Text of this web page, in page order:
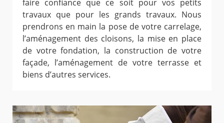
faire confiance que ce soit pour vos petits
travaux que pour les grands travaux. Nous
prendrons en main la pose de votre carrelage,
l’aménagement des cloisons, la mise en place
de votre fondation, la construction de votre
façade, l’aménagement de votre terrasse et
biens d’autres services.